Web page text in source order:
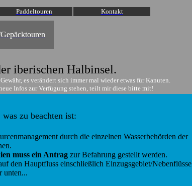
Paddeltouren Kontakt
iberischen Halbinsel.
es verändert sich immer mal wieder etwas für Kanuten.
Infos zur Verfügung stehen, teilt mir diese bitte mit!
zu beachten ist:
durch die einzelnen Wasserbehörden der
muss ein Antrag zur Befahrung gestellt werden.
den Hauptfluss einschließlich Einzugsgebiet/Nebenflüsse
unten...